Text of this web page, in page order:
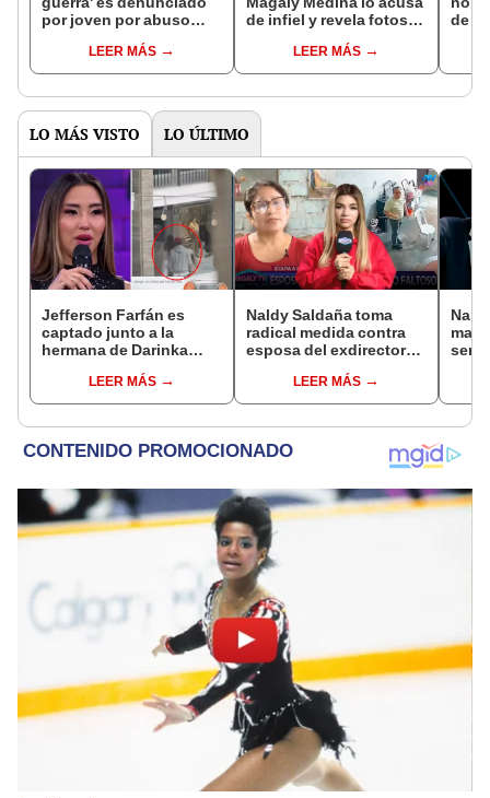
por joven por abuso
TV, la firme'LEER MÁS
de infiel y revela fotos
mujer: “No te importó
perder a tu familia”
LEER MÁS
de
LO MÁS VISTO LO ÚLTIMO
Jefferson Farfán es
captado junto a la
hermana de Darinka
Kanashiro trabajaba: “Él
tiene sus…”
LEER MÁS
Naldy Saldaña toma
radical medida contra
esposa del exdirector
acusarla de tener
relación con él: “Es
LEER MÁS